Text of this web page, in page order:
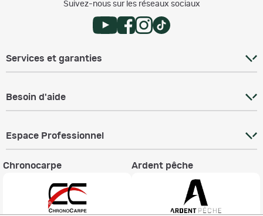
Suivez-nous sur les réseaux sociaux
Services et garanties
Besoin d'aide
Espace Professionnel
Chronocarpe Ardent pêche